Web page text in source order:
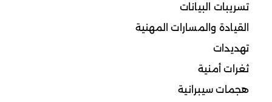
تسريبات البيانات
القيادة والمسارات المهنية
تهديدات
ثغرات أمنية
هجمات سيبرانية